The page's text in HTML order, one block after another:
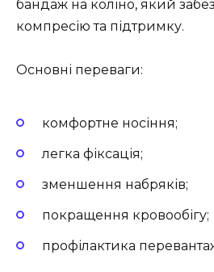
бандаж на коліно, який
компресію та підтримку.
Основні переваги:
комфортне носіння;
легка фіксація;
зменшення набряків;
покращення кровообігу;
профілактика